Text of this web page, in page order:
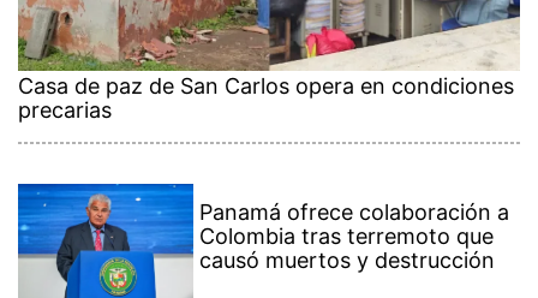
Casa de paz de San Carlos opera en condiciones
precarias
Panamá ofrece colaboración a
Colombia tras terremoto que
causó muertos y destrucción